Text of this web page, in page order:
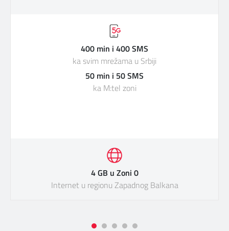
400 min i 400 SMS
ka svim mrežama u Srbiji
50 min i 50 SMS
ka M:tel zoni
4 GB u Zoni 0
Internet u regionu Zapadnog Balkana